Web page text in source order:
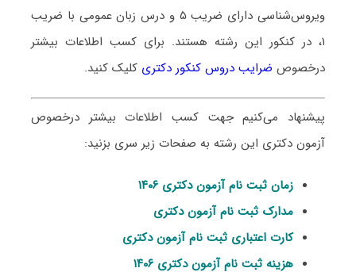
ویروس‌شناسی دارای ضریب ۵ و درس زبان عمومی با ضریب
۱، در کنکور این رشته هستند.
برای کسب اطلاعات بیشتر
درخصوص ضرایب دروس کنکور دکتری کلیک کنید.
پیشنهاد می‌کنیم جهت کسب اطلاعات بیشتر درخصوص
آزمون دکتری این رشته به صفحات زیر سری بزنید:
زمان ثبت نام آزمون دکتری ۱۴۰۶
مدارک ثبت نام آزمون دکتری
کارت اعتباری ثبت نام آزمون دکتری
هزینه ثبت نام آزمون دکتری ۱۴۰۶